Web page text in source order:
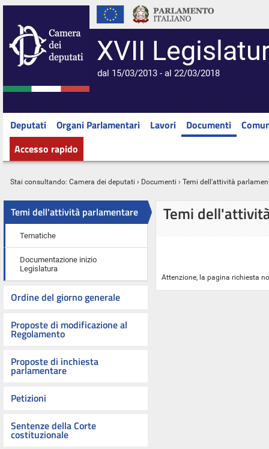
XVII
dal 15/03/2013 - al 22/03/2018
Deputati Organi Parlamentari Lavori Documenti
Accesso rapido
Stai consultando: Camera dei deputati › Documenti › Temi dell'attività
Temi dell'attività parlamentare
Tematiche
Documentazione inizio
Legislatura
Ordine del giorno generale
Proposte di modificazione al
Regolamento
Proposte di inchiesta
parlamentare
Petizioni
Sentenze della Corte
costituzionale
Temi
Attenzione, la pagina richiesta